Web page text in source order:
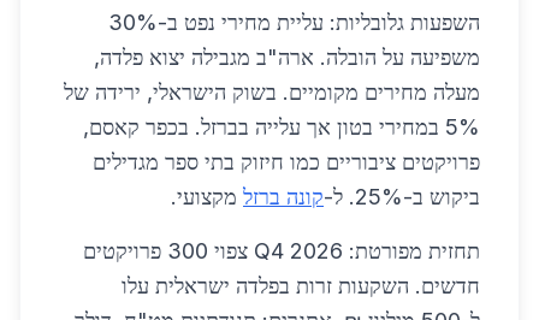
השפעות גלובליות: עליית מחירי נפט ב-30%
משפיעה על הובלה. ארה"ב מגבילה יצוא פלדה,
מעלה מחירים מקומיים. בשוק הישראלי, ירידה של
5% במחירי בטון אך עלייה בברזל. בכפר קאסם,
פרויקטים ציבוריים כמו חיזוק בתי ספר מגדילים
ביקוש ב-25%. ל-
קונה ברזל מקצועי.
תחזית מפורטת: 2026 Q4 צפוי 300 פרויקטים
חדשים. השקעות זרות בפלדה ישראלית עלו